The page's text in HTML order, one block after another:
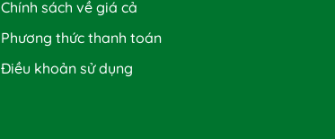
Chính sách về giá cả
Phương thức thanh toán
Điều khoản sử dụng